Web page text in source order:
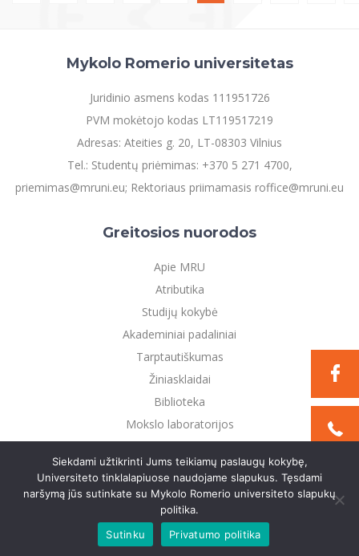
Mykolo Romerio universitetas
Juridinio asmens kodas 111951726
PVM mokėtojo kodas LT119517219
Adresas: Ateities g. 20, LT-08303 Vilnius
Tel.: Studentų priėmimas: +370 5 271 4700,
priemimas@mruni.eu; Rektoriaus priimamasis roffice@mruni.eu
Greitosios nuorodos
Apie MRU
Atributika
Studijų kokybė
Akademiniai padaliniai
Tarptautiškumas
Žiniasklaidai
Biblioteka
Mokslo laboratorijos
©2021 Mykolo Romerio universitetas. Visos teisės
saugomos
Sukurta:TEXUS
Siekdami užtikrinti Jums teikiamų paslaugų kokybę,
Universiteto tinklalapiuose naudojame slapukus. Tęsdami
naršymą jūs sutinkate su Mykolo Romerio universiteto slapukų
politika.
Sutinku
Privatumo politika